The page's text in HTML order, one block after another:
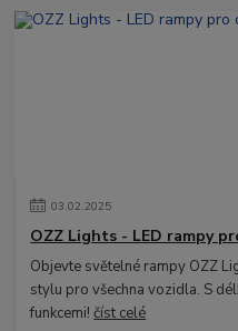
03.02.2025
OZZ Lights - LED rampy
Objevte světelné rampy OZZ
stylu pro všechna vozidla. S
funkcemi!číst celé